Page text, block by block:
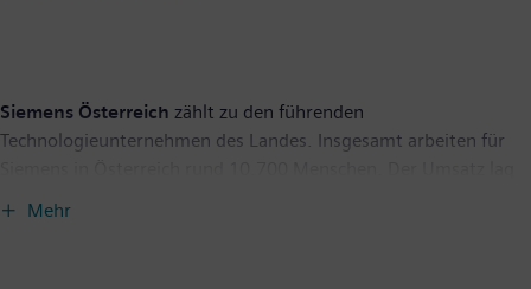
Siemens Österreich zählt zu den führenden
Technologieunternehmen des Landes. Insgesamt arbeiten für
Mehr